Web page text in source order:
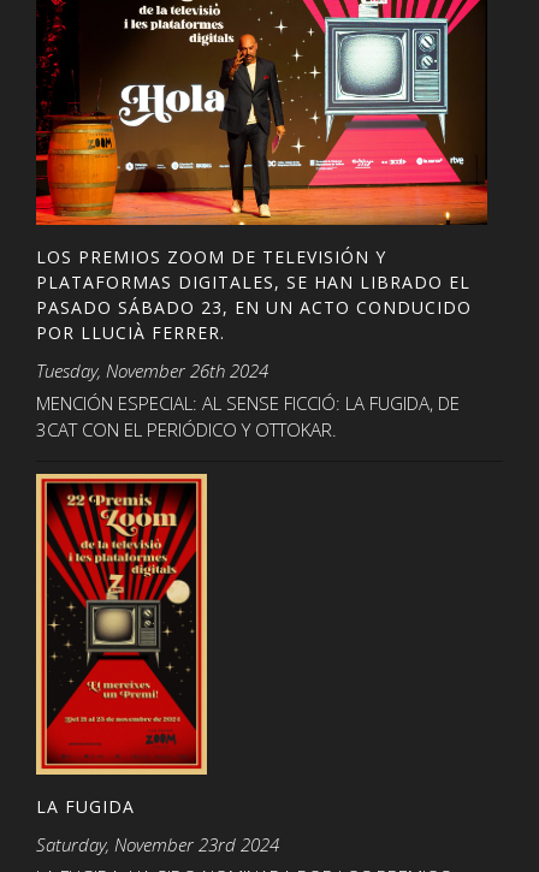
LOS PREMIOS ZOOM DE TELEVISIÓN Y
PLATAFORMAS DIGITALES, SE HAN LIBRADO EL
PASADO SÁBADO 23, EN UN ACTO CONDUCIDO
POR LLUCIÀ FERRER.
Tuesday, November 26th 2024
MENCIÓN ESPECIAL: AL SENSE FICCIÓ: LA FUGIDA, DE
3CAT CON EL PERIÓDICO Y OTTOKAR.
LA FUGIDA
Saturday, November 23rd 2024